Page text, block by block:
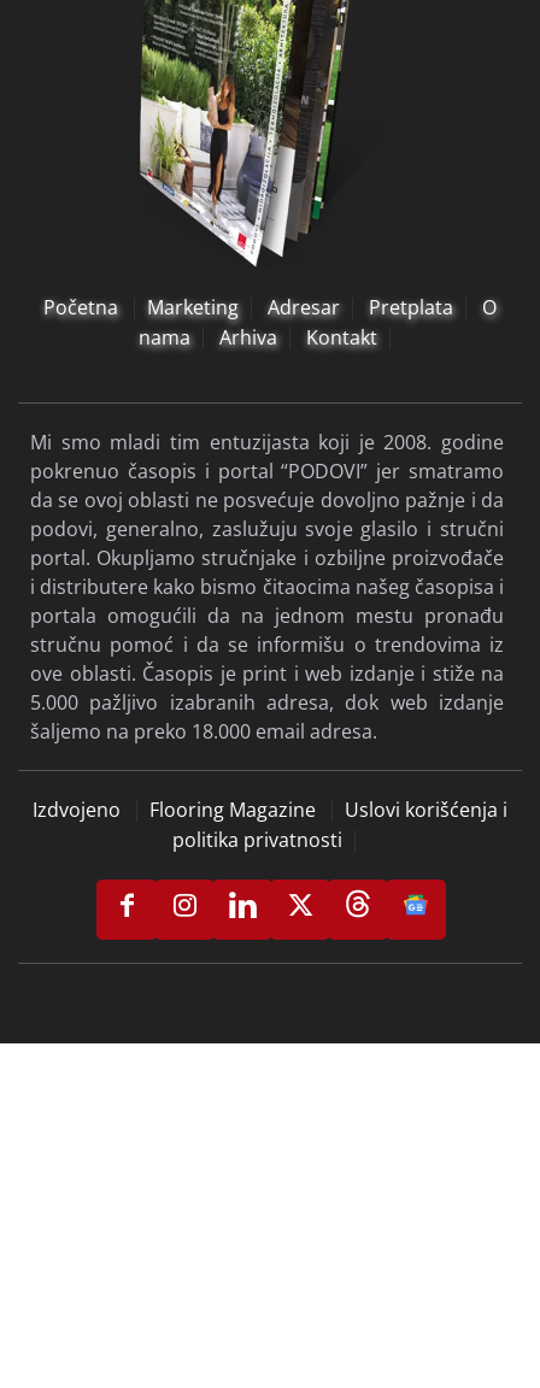
Početna Marketing Adresar Pretplata
O
nama
Arhiva Kontakt
Mi smo mladi tim entuzijasta koji je 2008. godine
pokrenuo časopis i portal “PODOVI” jer smatramo
da se ovoj oblasti ne posvećuje dovoljno pažnje i da
podovi, generalno, zaslužuju svoje glasilo i stručni
portal. Okupljamo stručnjake i ozbiljne proizvođače
i distributere kako bismo čitaocima našeg časopisa i
portala omogućili da na jednom mestu pronađu
stručnu pomoć i da se informišu o trendovima iz
ove oblasti. Časopis je print i web izdanje i stiže na
5.000 pažljivo izabranih adresa, dok web izdanje
šaljemo na preko 18.000 email adresa.
Izdvojeno Flooring Magazine
Uslovi korišćenja i
politika privatnosti